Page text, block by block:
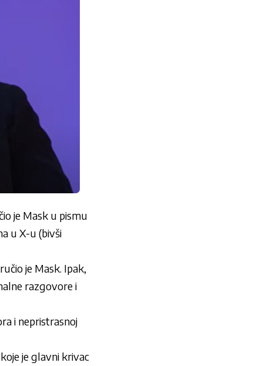
je Mask u pismu
u X-u (bivši
je Mask. Ipak,
razgovore i
i nepristrasnoj
je glavni krivac